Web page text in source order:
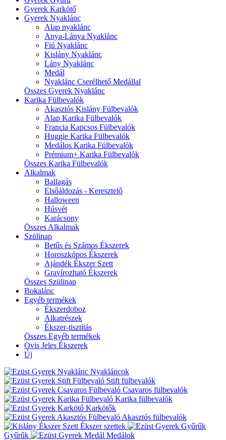
Gyerek Karkötő
Gyerek Nyaklánc
Alap nyaklánc
Anya-Lánya Nyaklánc
Fiú Nyaklánc
Kislány Nyaklánc
Lány Nyaklánc
Medál
Nyaklánc Cserélhető Medállal
Összes Gyerek Nyaklánc
Karika Fülbevalók
Akasztós Kislány Fülbevalók
Alap Karika Fülbevalók
Francia Kapcsos Fülbevalók
Huggie Karika Fülbevalók
Medálos Karika Fülbevalók
Prémium+ Karika Fülbevalók
Összes Karika Fülbevalók
Alkalmak
Ballagás
Elsőáldozás - Keresztelő
Halloween
Húsvét
Karácsony
Összes Alkalmak
Szülinap
Betűs és Számos Ékszerek
Horoszkópos Ékszerek
Ajándék Ékszer Szett
Gravírozható Ékszerek
Összes Szülinap
Bokalánc
Egyéb termékek
Ékszerdoboz
Alkatrészek
Ékszer-tisztítás
Összes Egyéb termékek
Ovis Jeles Ékszerek
Új
Nyakláncok
Stift fülbevalók
Csavaros fülbevalók
Karika fülbevalók
Karkötők
Akasztós fülbevalók
Ékszer szettek
Gyűrűk
Medálok